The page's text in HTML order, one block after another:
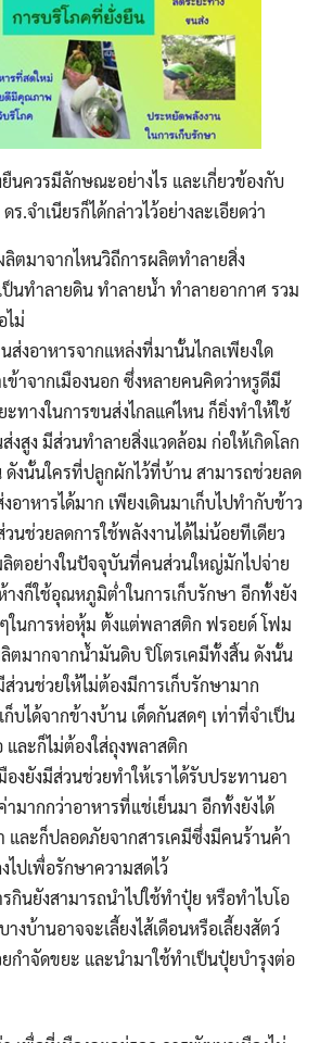
Search
นควรมีลักษณะอย่างไร และเกี่ยวข้องกับ
ร.จำเนียรก็ได้กล่าวไว้อย่างละเอียดว่า
ลิตมาจากไหนวิถีการผลิตทำลายสิ่ง
ป็นทำลายดิน ทำลายน้ำ ทำลายอากาศ รวม
ไม่
ส่งอาหารจากแหล่งที่มานั้นไกลเพียงใด
ข้าจากเมืองนอก ซึ่งหลายคนคิดว่าหรูดีมี
ทางในการขนส่งไกลแค่ไหน ก็ยิ่งทำให้ใช้
งสูง มีส่วนทำลายสิ่งแวดล้อม ก่อให้เกิดโลก
ดังนั้นใครที่ปลูกผักไว้ที่บ้าน สามารถช่วยลด
อาหารได้มาก เพียงเดินมาเก็บไปทำกับข้าว
นช่วยลดการใช้พลังงานได้ไม่น้อยทีเดียว
ตอย่างในปัจจุบันที่คนส่วนใหญ่มักไปจ่าย
างก็ใช้อุณหภูมิต่ำในการเก็บรักษา อีกทั้งยัง
ในการห่อหุ้ม ตั้งแต่พลาสติก ฟรอยด์ โฟม
ตมากจากน้ำมันดิบ ปิโตรเคมีทั้งสิ้น ดังนั้น
ส่วนช่วยให้ไม่ต้องมีการเก็บรักษามาก
ก็บได้จากข้างบ้าน เด็ดกันสดๆ เท่าที่จำเป็น
และก็ไม่ต้องใส่ถุงพลาสติก
องยังมีส่วนช่วยทำให้เราได้รับประทานอา
มากกว่าอาหารที่แช่เย็นมา อีกทั้งยังได้
และก็ปลอดภัยจากสารเคมีซึ่งมีคนร้านค้า
ไปเพื่อรักษาความสดไว้
กินยังสามารถนำไปใช้ทำปุ๋ย หรือทำไบโอ
างบ้านอาจจะเลี้ยงไส้เดือนหรือเลี้ยงสัตว์
กำจัดขยะ และนำมาใช้ทำเป็นปุ๋ยบำรุงต่อ